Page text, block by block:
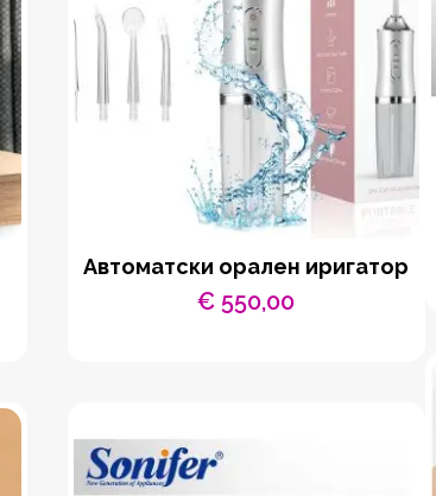
Автоматски орален иригатор
€ 550,00